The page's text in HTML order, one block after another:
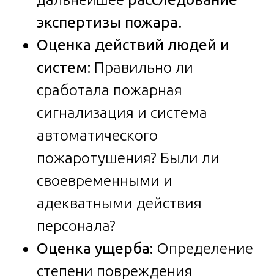
экспертизы пожара.
Оценка действий людей и
систем: Правильно ли
сработала пожарная
сигнализация и система
автоматического
пожаротушения? Были ли
своевременными и
адекватными действия
персонала?
Оценка ущерба: Определение
степени повреждения